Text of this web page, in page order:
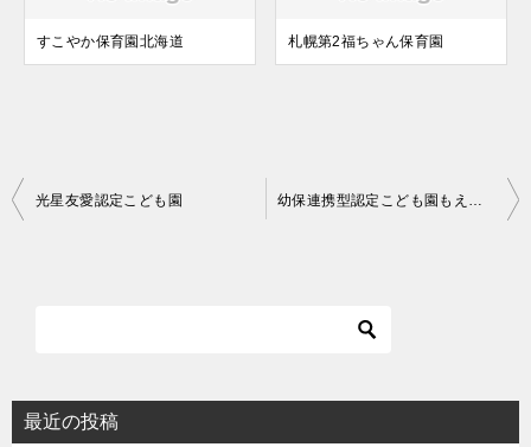
すこやか保育園北海道 札幌第2福ちゃん保育園
投
シ
光星友愛認定こども園
最近の投稿